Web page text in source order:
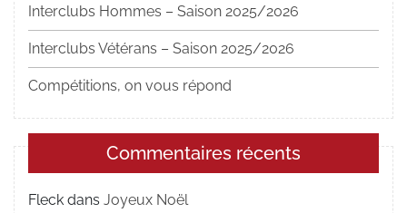
Interclubs Hommes – Saison 2025/2026
Interclubs Vétérans – Saison 2025/2026
Compétitions, on vous répond
Commentaires récents
Fleck dans Joyeux Noël